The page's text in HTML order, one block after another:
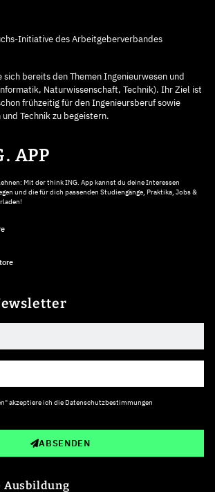
Initiative des Arbeitgeberverbandes
bereits den Themen Ingenieurwesen und
Naturwissenschaft, Technik). Ihr Ziel ist
frühzeitig für den Ingenieursberuf sowie
Technik zu begeistern.
APP
Mit der think ING. App kannst du deine Interessen
und die für dich passenden Studiengänge, Praktika, Jobs &
akzeptiere ich die Datenschutzbestimmungen
ABSENDEN
Ausbildung